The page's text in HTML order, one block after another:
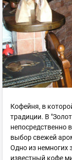
Кофейня, в
традиции. В
непосредственно
выбор свежей
Одно из немногих
известный кофе